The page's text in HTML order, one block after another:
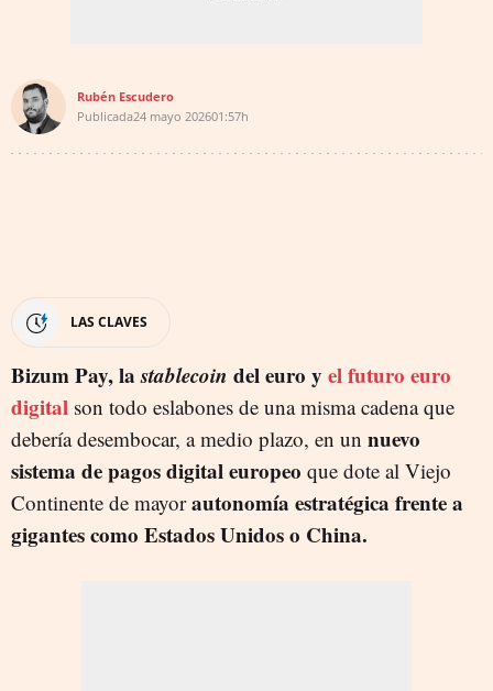
Rubén Escudero
Publicada24 mayo 202601:57h
LAS CLAVES
Bizum Pay, lastablecoin del euro y el futuro euro
digital son todo eslabones de una misma cadena que
debería desembocar, a medio plazo, en un nuevo
sistema de pagos digital europeo que dote al Viejo
Continente de mayorautonomía estratégica frente a
gigantes como Estados Unidos o China.